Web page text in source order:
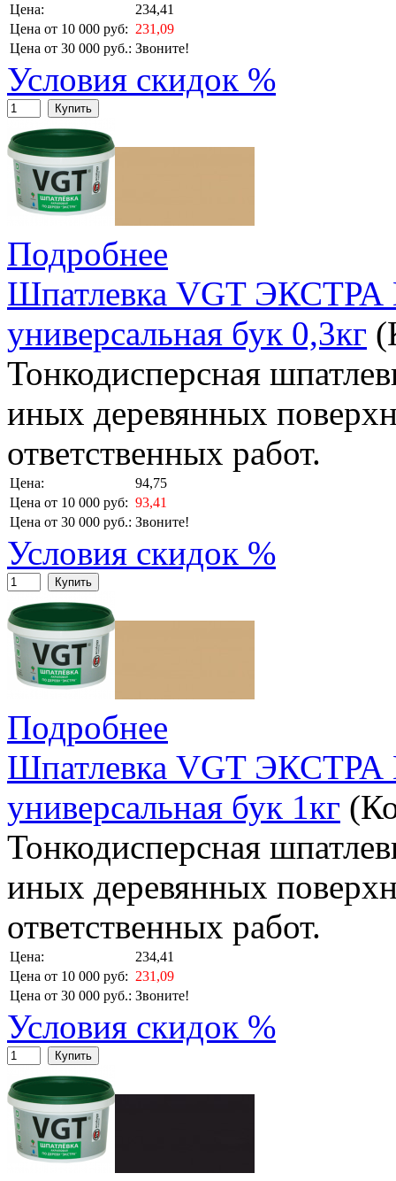
Цена:
234,41
Цена от 10 000 руб: 231,09
Цена от 30 000 руб.: Звоните!
Условия скидок %
Купить
Подробнее
Шпатлевка VGT
универсальная бук 0,3кг
Тонкодисперсная
иных деревянных
ответственных работ.
Цена:
94,75
Цена от 10 000 руб: 93,41
Цена от 30 000 руб.: Звоните!
Условия скидок %
Купить
Подробнее
Шпатлевка VGT
универсальная бук 1кг
Тонкодисперсная
иных деревянных
ответственных работ.
Цена:
234,41
Цена от 10 000 руб: 231,09
Цена от 30 000 руб.: Звоните!
Условия скидок %
Купить